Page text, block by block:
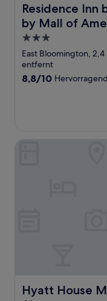
Residence
by Mall of
Residence Inn by
3.0-
Sterne-
Unterkunft
East Bloomington,
entfernt
8.8
8,8/10 Hervorragend
Hyatt House
Hyatt House Mall